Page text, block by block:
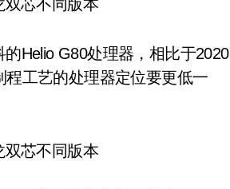
Helio G80处理器，相比于2020
工艺的处理器定位要更低一